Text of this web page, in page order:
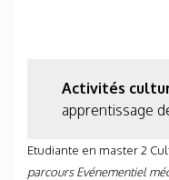
Activités
apprentissage
Etudiante en master 2
parcours Evénementiel